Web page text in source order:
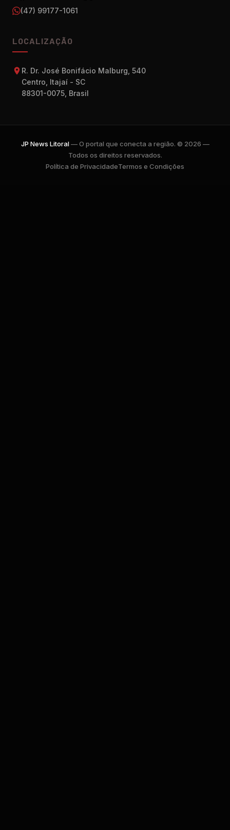
(47) 99177-1061
LOCALIZAÇÃO
R. Dr. José Bonifácio Malburg, 540
Centro, Itajaí - SC
88301-0075, Brasil
JP News Litoral— O portal que conecta a região. © 2026 —
Todos os direitos reservados.
Política de PrivacidadeTermos e Condições